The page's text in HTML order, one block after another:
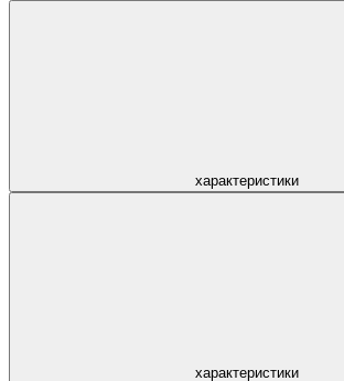
характеристики
характеристики